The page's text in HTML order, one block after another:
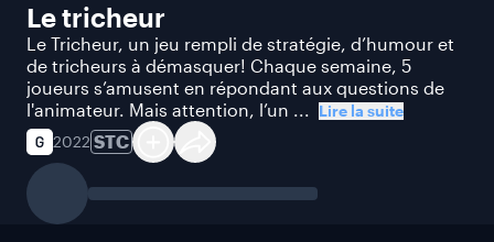
Le tricheur
Le Tricheur, un jeu rempli de stratégie, d’humour et
de tricheurs à démasquer! Chaque semaine, 5
joueurs s’amusent en répondant aux questions de
l'animateur. Mais attention, l’un ... Lire la suite
2022 STC